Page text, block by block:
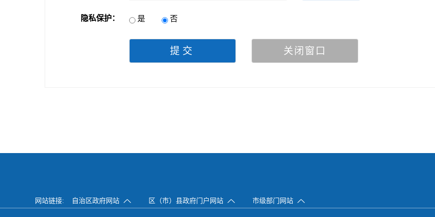
隐私保护： 是 否
提交 关闭窗口
网站链接: 自治区政府网站 区（市）县政府门户网站 市级部门网站